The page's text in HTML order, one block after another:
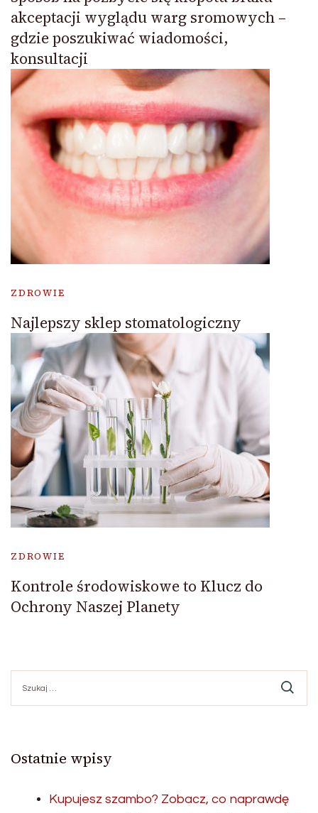
akceptacji wyglądu warg sromowych –
gdzie poszukiwać wiadomości,
konsultacji
ZDROWIE
Najlepszy sklep stomatologiczny
ZDROWIE
Kontrole środowiskowe to Klucz do
Ochrony Naszej Planety
Ostatnie wpisy
Kupujesz szambo? Zobacz, co naprawdę